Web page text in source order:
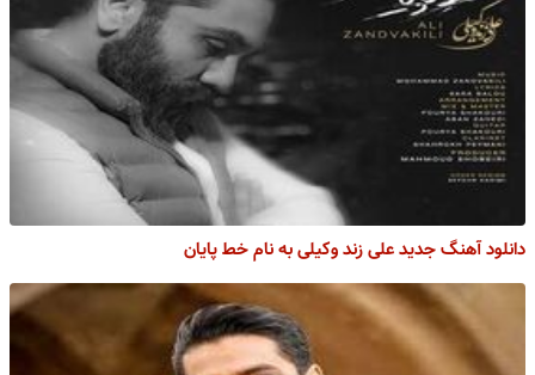
دانلود آهنگ جدید علی زند وکیلی به نام خط پایان